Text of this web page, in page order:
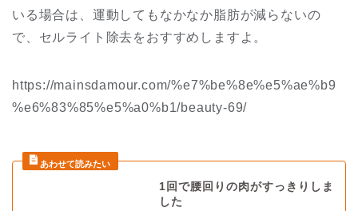
いる場合は、運動してもなかなか脂肪が減らないの
で、セルライト除去をおすすめしますよ。
https://mainsdamour.com/%e7%be%8e%e5%ae%b9
%e6%83%85%e5%a0%b1/beauty-69/
1回で腰回りの肉がすっきりしま
した